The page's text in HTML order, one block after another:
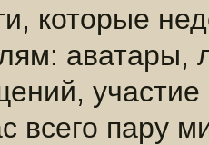
которые
аватары,
участие
всего пару